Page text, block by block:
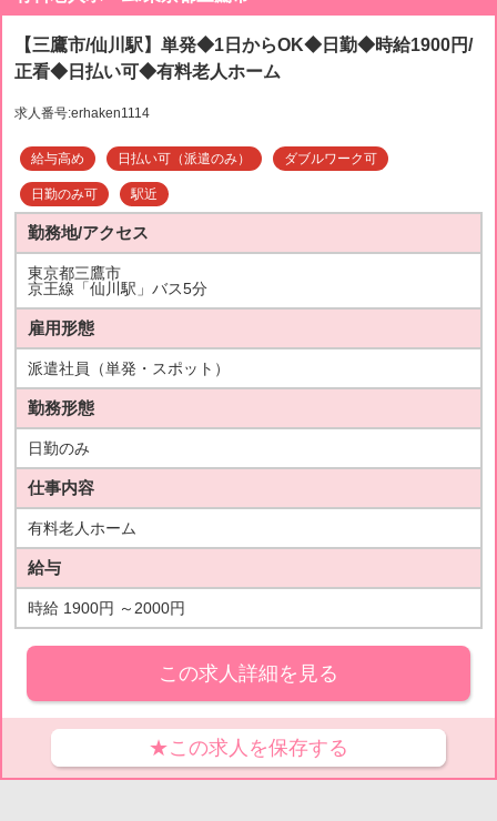
【三鷹市/仙川駅】単発◆1日からOK◆日勤◆時給1900円/
正看◆日払い可◆有料老人ホーム
求人番号:erhaken1114
給与高め 日払い可（派遣のみ） ダブルワーク可
日勤のみ可 駅近
勤務地/アクセス
東京都三鷹市
京王線「仙川駅」バス5分
雇用形態
派遣社員（単発・スポット）
勤務形態
日勤のみ
仕事内容
有料老人ホーム
給与
時給 1900円 ～2000円
この求人詳細を見る
★この求人を保存する